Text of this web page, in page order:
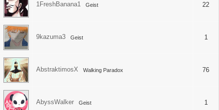
1FreshBanana1 Geist 22
9kazuma3 Geist 1
AbstraktimosX Walking Paradox 76
AbyssWalker Geist 1